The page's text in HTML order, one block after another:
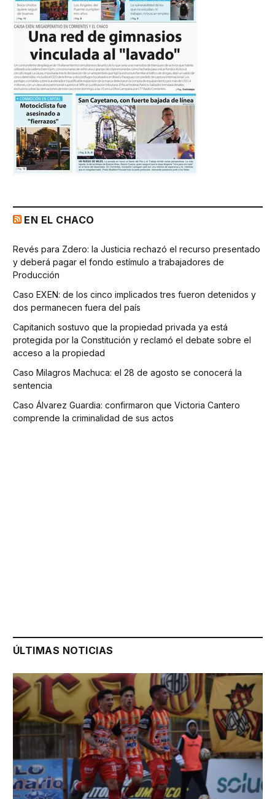
EN EL CHACO
Revés para Zdero: la Justicia rechazó el recurso presentado
y deberá pagar el fondo estímulo a trabajadores de
Producción
Caso EXEN: de los cinco implicados tres fueron detenidos y
dos permanecen fuera del país
Capitanich sostuvo que la propiedad privada ya está
protegida por la Constitución y reclamó el debate sobre el
acceso a la propiedad
Caso Milagros Machuca: el 28 de agosto se conocerá la
sentencia
Caso Álvarez Guardia: confirmaron que Victoria Cantero
comprende la criminalidad de sus actos
ÚLTIMAS NOTICIAS